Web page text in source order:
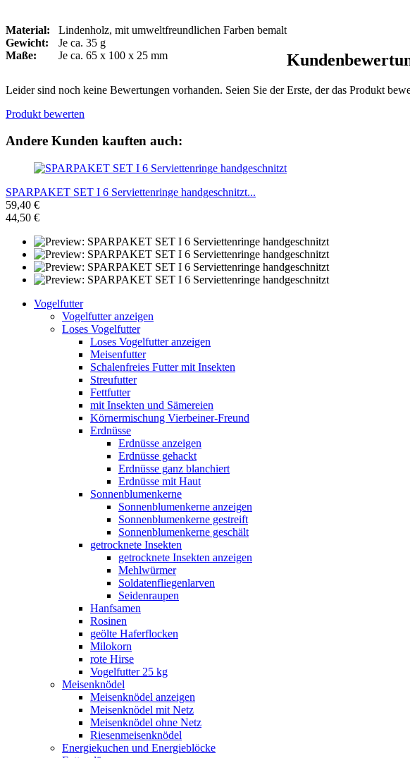
Material: Lindenholz, mit umweltfreundlichen Farben bemalt
Gewicht:
Je ca. 35 g
Maße:
Je ca. 65 x 100 x 25 mm
Leider sind noch keine Bewertungen vorhanden. Seien Sie der Erste, der das Produkt
Produkt bewerten
Andere Kunden kauften auch:
SPARPAKET SET I 6 Serviettenringe handgeschnitzt...
59,40 €
44,50 €
Vogelfutter
Vogelfutter anzeigen
Loses Vogelfutter
Loses Vogelfutter anzeigen
Meisenfutter
Schalenfreies Futter mit Insekten
Streufutter
Fettfutter
mit Insekten und Sämereien
Körnermischung Vierbeiner-Freund
Erdnüsse
Erdnüsse anzeigen
Erdnüsse gehackt
Erdnüsse ganz blanchiert
Erdnüsse mit Haut
Sonnenblumenkerne
Sonnenblumenkerne anzeigen
Sonnenblumenkerne gestreift
Sonnenblumenkerne geschält
getrocknete Insekten
getrocknete Insekten anzeigen
Mehlwürmer
Soldatenfliegenlarven
Seidenraupen
Hanfsamen
Rosinen
geölte Haferflocken
Milokorn
rote Hirse
Vogelfutter 25 kg
Meisenknödel
Meisenknödel anzeigen
Meisenknödel mit Netz
Meisenknödel ohne Netz
Riesenmeisenknödel
Energiekuchen und Energieblöcke